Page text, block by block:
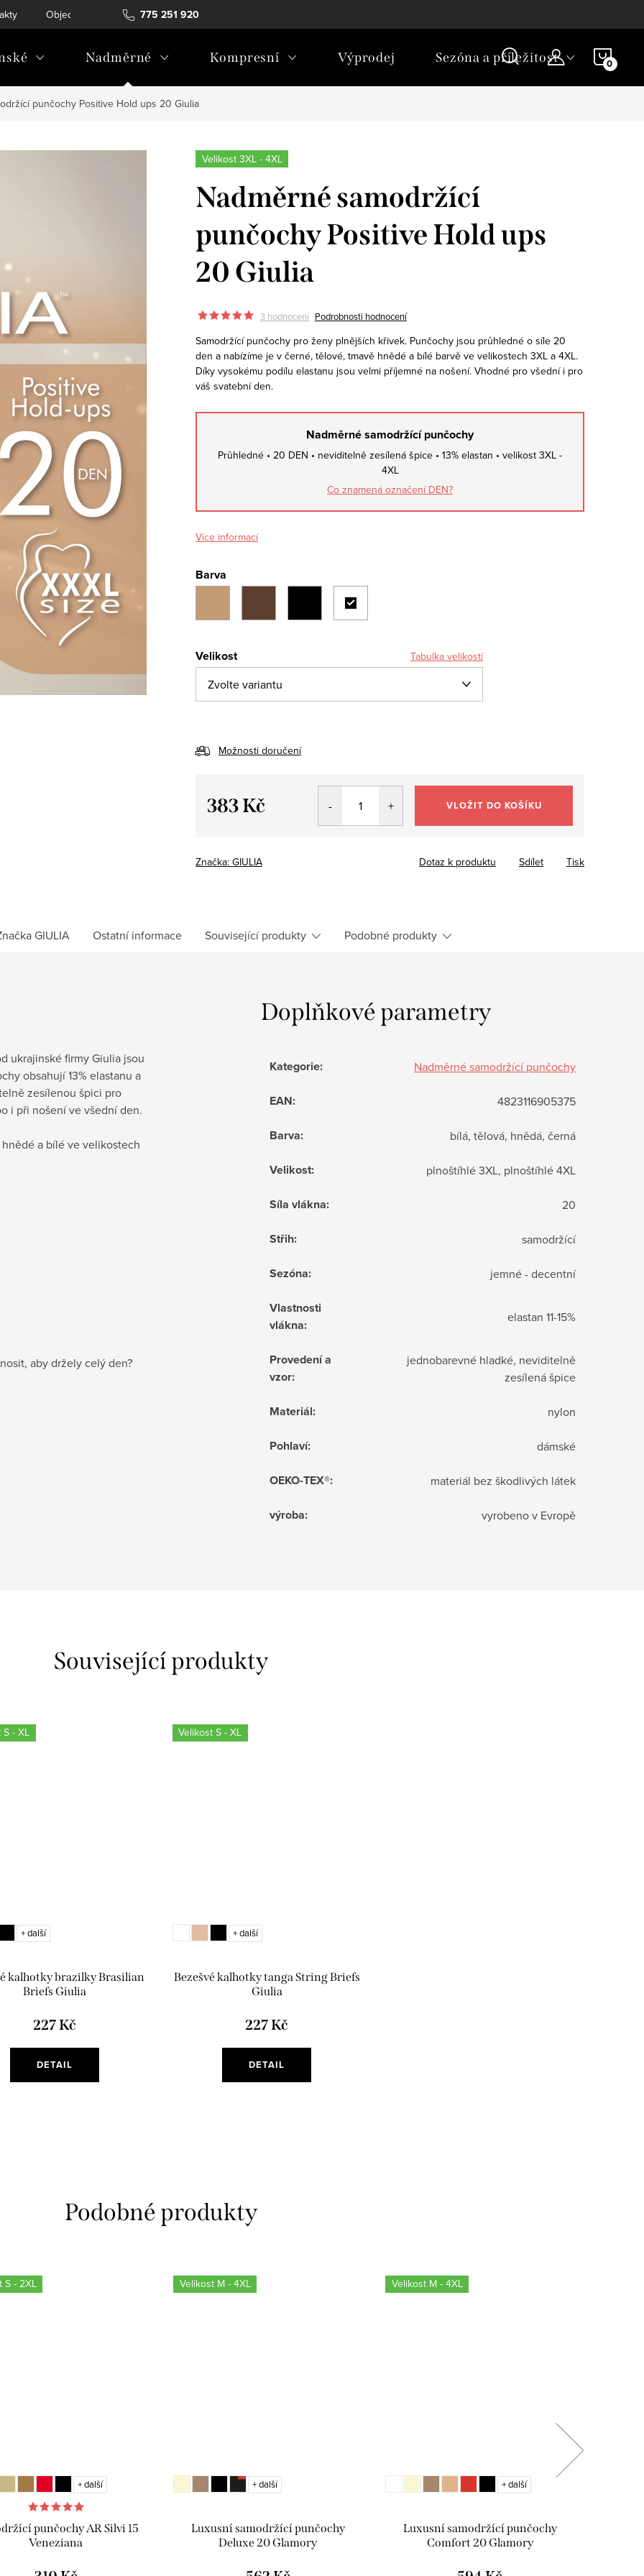
775 251 920
Objednávka a vrácení
Nadměrné Kompresní Výprodej Sezóna a příležitost
punčochy Positive Hold ups 20 Giulia
Velikost 3XL - 4XL
Nadměrné samodržící
punčochy Positive Hold ups
20 Giulia
3 hodnocení Podrobnosti hodnocení
Samodržící punčochy pro ženy plnějších křivek. Punčochy jsou průhledné o síle 20
den a nabízíme je v černé, tělové, tmavě hnědé a bílé barvě ve velikostech 3XL a 4XL.
Díky vysokému podílu elastanu jsou velmi příjemné na nošení. Vhodné pro všední i pro
váš svatební den.
Nadměrné samodržící punčochy
Průhledné • 20 DEN • neviditelně zesílená špice • 13% elastan • velikost 3XL -
4XL
Co znamená označení DEN?
Více informací
Barva
Velikost Tabulka velikostí
Možnosti doručení
383 Kč VLOŽIT DO KOŠÍKU
Značka: GIULIA Tisk
Dotaz k produktu Sdílet
GIULIA Ostatní informace Související produkty Podobné produkty
ukrajinské firmy Giulia jsou
obsahují 13% elastanu a
zesílenou špici pro
i při nošení ve všední den.
a bílé ve velikostech
aby držely celý den?
Doplňkové parametry
Kategorie: Nadměrné samodržící punčochy
EAN: 4823116905375
Barva: bílá, tělová, hnědá, černá
Velikost: plnoštíhlé 3XL, plnoštíhlé 4XL
Síla vlákna: 20
Střih: samodržící
Sezóna: jemné - decentní
Vlastnosti
vlákna: elastan 11-15%
Provedení a
vzor:
jednobarevné hladké, neviditelně
zesílená špice
Materiál: nylon
Pohlaví: dámské
OEKO-TEX®: materiál bez škodlivých látek
výroba: vyrobeno v Evropě
Související produkty
- XL
+ další
kalhotky brazilky Brasilian
Briefs Giulia
227 Kč
DETAIL
Velikost S - XL
+ další
Bezešvé kalhotky tanga String Briefs
Giulia
227 Kč
DETAIL
S - 2XL
+ další
punčochy AR Silvi 15
Veneziana
Velikost M - 4XL
+ další
Luxusní samodržící punčochy
Deluxe 20 Glamory
Velikost M - 4XL
+ další
Luxusní samodržící punčochy
Comfort 20 Glamory